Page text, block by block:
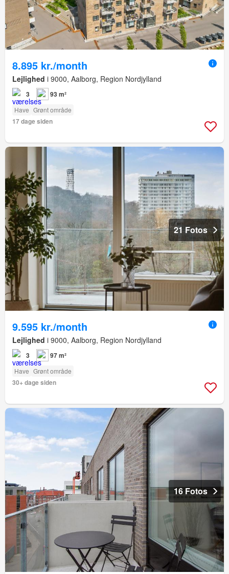
8.895 kr./month
Lejlighed i 9000, Aalborg, Region Nordjylland
3 93 m²
Have Grønt område
17 dage siden
21 Fotos
9.595 kr./month
Lejlighed i 9000, Aalborg, Region Nordjylland
3 97 m²
Have Grønt område
30+ dage siden
16 Fotos